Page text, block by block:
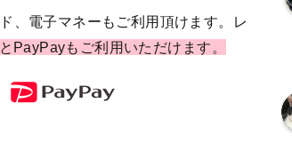
、電子マネーもご利用頂けます。レ
PayPayもご利用いただけます。